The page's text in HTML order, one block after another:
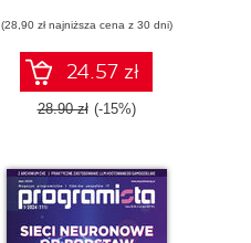
MAC i IP
(28,90 zł najniższa cena z 30 dni)
24.57 zł
28.90 zł (-15%)